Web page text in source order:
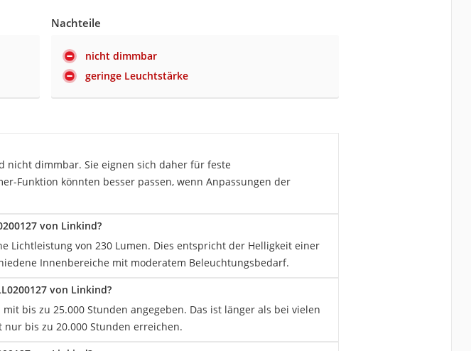
Nachteile
nicht dimmbar
geringe Leuchtstärke
nicht dimmbar. Sie eignen sich daher für feste
Funktion könnten besser passen, wenn Anpassungen der
von Linkind?
Lichtleistung von 230 Lumen. Dies entspricht der Helligkeit einer
Innenbereiche mit moderatem Beleuchtungsbedarf.
von Linkind?
bis zu 25.000 Stunden angegeben. Das ist länger als bei vielen
bis zu 20.000 Stunden erreichen.